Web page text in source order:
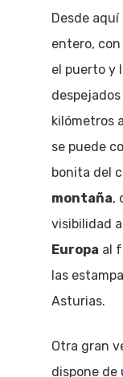
Desde
entero,
el puerto y
kilómetros
se puede
bonita del
montaña,
visibilidad
Europa al
las
Asturias.
Otra gran
dispone de